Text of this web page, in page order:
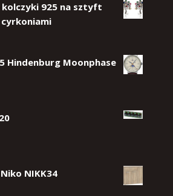
kolczyki 925 na sztyft
cyrkoniami
Hindenburg Moonphase
NIKK34